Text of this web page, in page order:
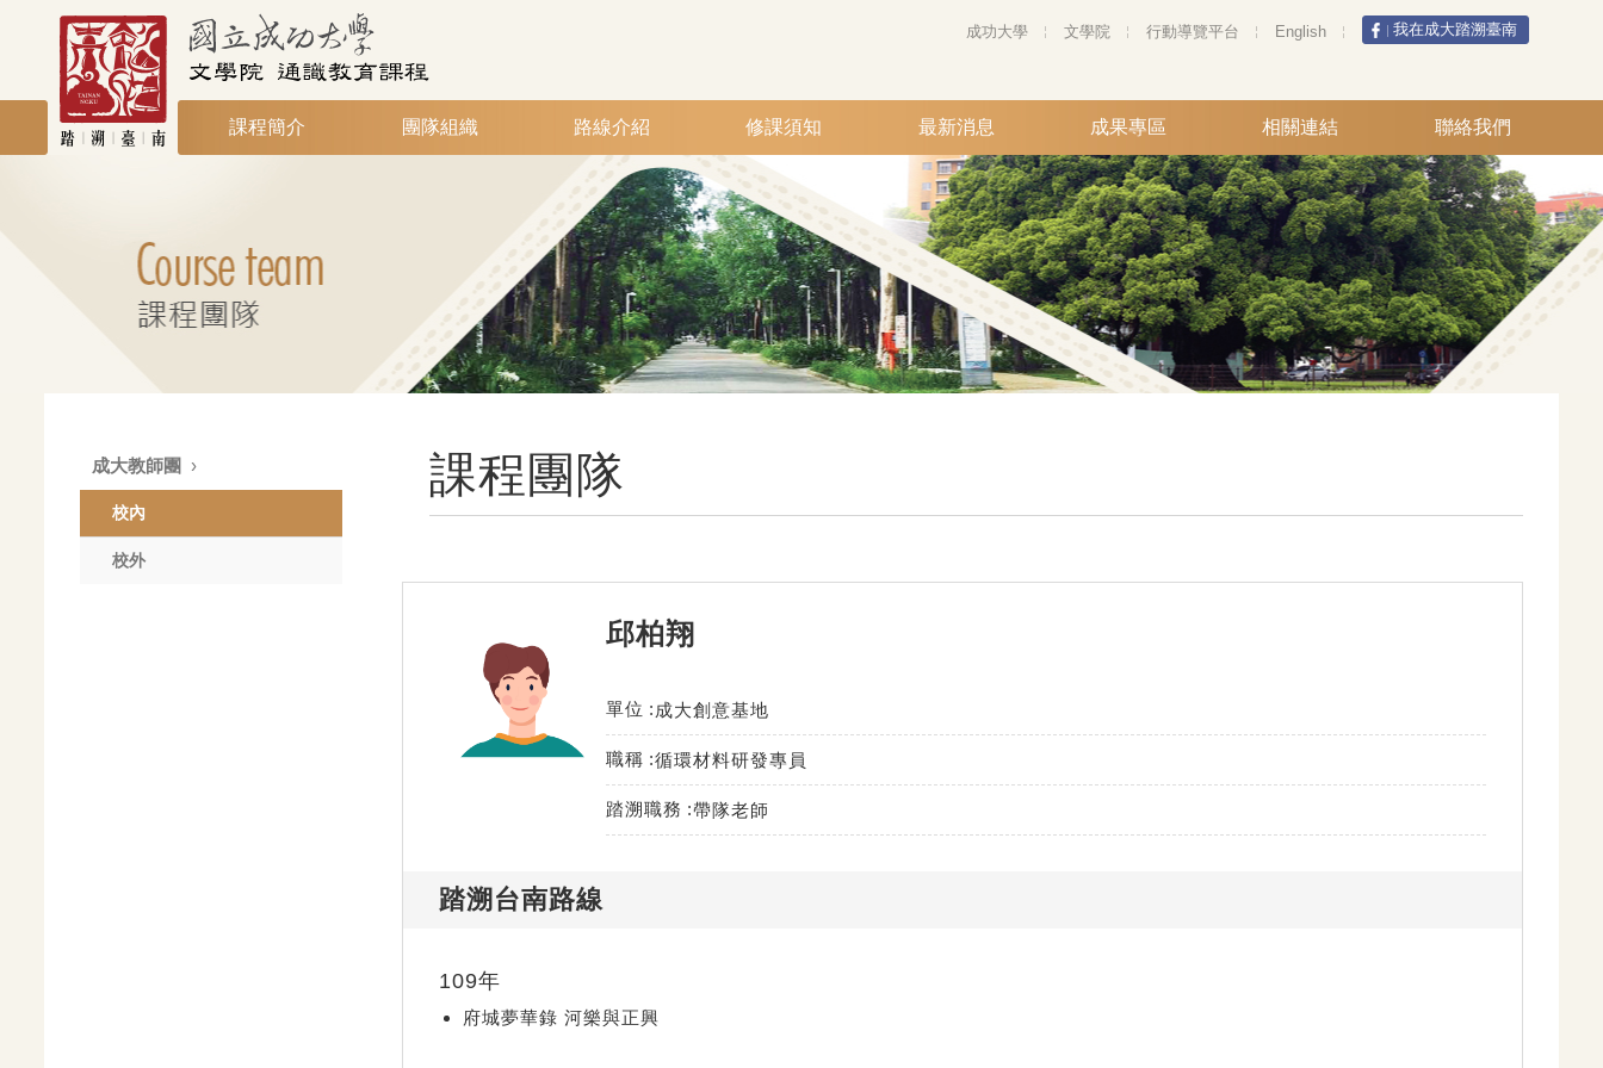
成功大學 文學院 行動導覽平台 English 我在成大踏溯臺南
課程簡介 團隊組織 路線介紹 修課須知 最新消息 成果專區 相關連結 聯絡我們
成大教師團
校內
校外
課程團隊
邱柏翔
單位 成大創意基地
職稱 循環材料研發專員
踏溯職務 帶隊老師
踏溯台南路線
109年
府城夢華錄 河樂與正興